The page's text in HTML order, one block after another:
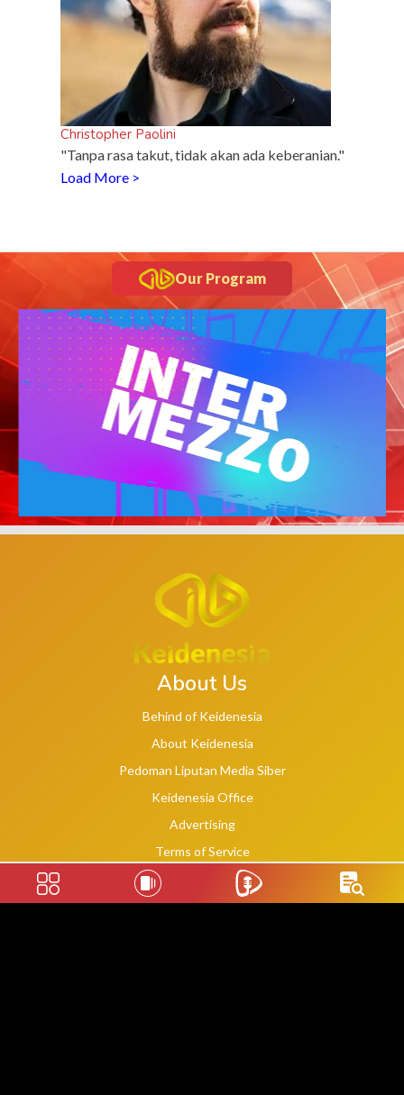
5 Fakta Unik Kerak Telor, Kuliner Legendaris Khas
Betawi
Christopher Paolini
"Tanpa rasa takut, tidak akan ada keberanian."
Load More >
Our Program
About Us
Behind of Keidenesia
About Keidenesia
Pedoman Liputan Media Siber
Keidenesia Office
Advertising
Terms of Service
Privacy Policy
Social Links